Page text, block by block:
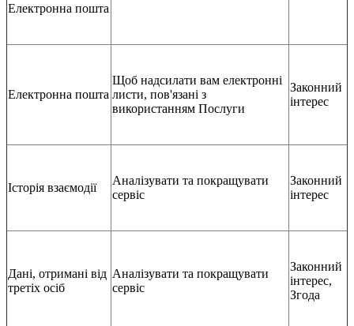
Електронна пошта
Електронна пошта
Щоб надсилати вам електронні
листи, пов'язані з
використанням Послуги
Законний
інтерес
Історія взаємодії
Аналізувати та покращувати
сервіс
Законний
інтерес
Дані, отримані від
третіх осіб
Аналізувати та покращувати
сервіс
Законний
інтерес,
Згода